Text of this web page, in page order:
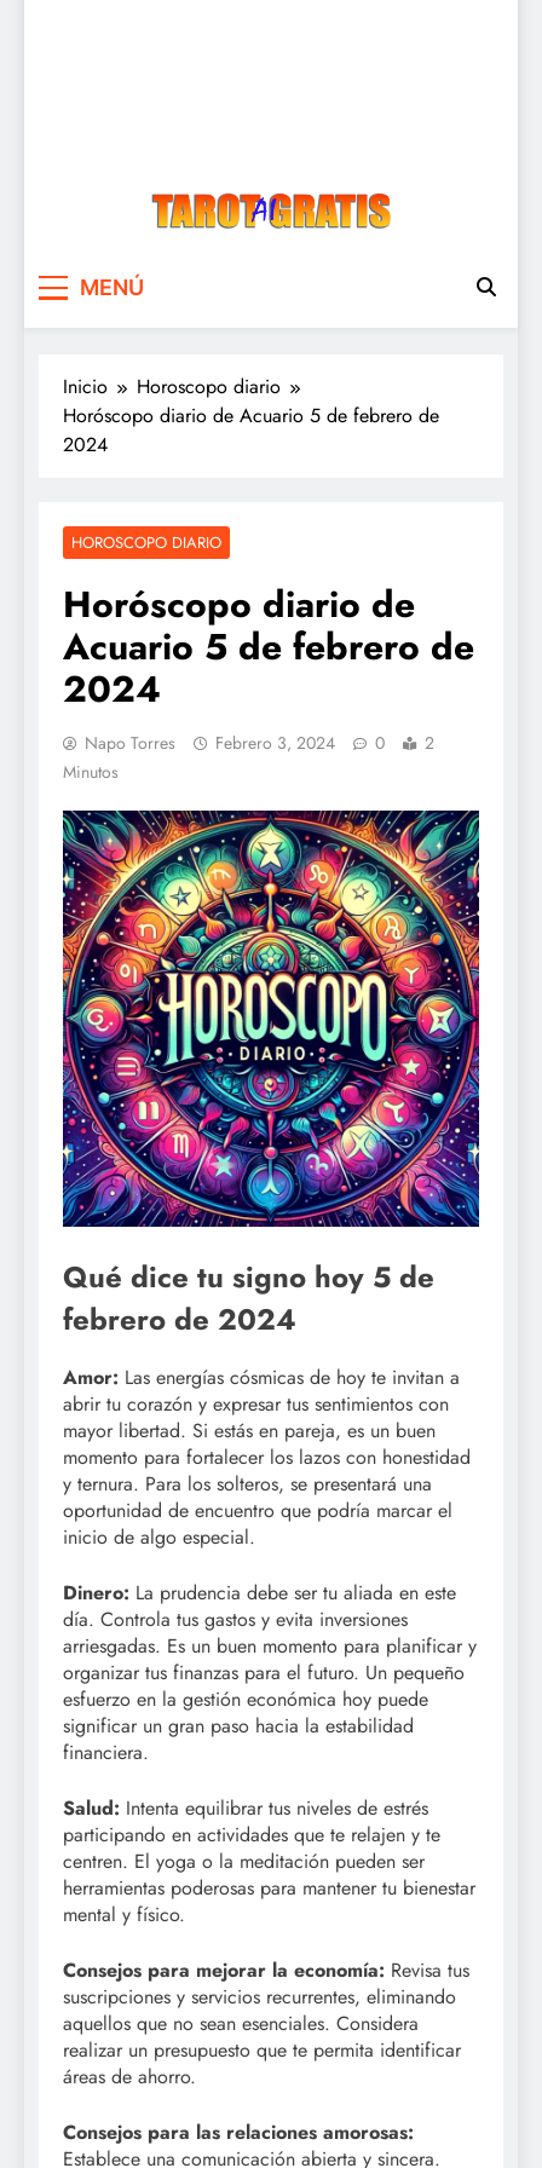
MENÚ
Inicio
Horoscopo diario
Horóscopo diario de Acuario 5 de febrero de
2024
HOROSCOPO DIARIO
Horóscopo diario de
Acuario 5 de febrero de
2024
Napo Torres Febrero 3, 2024 0
2
Minutos
Qué dice tu signo hoy 5 de
febrero de 2024
Amor: Las energías cósmicas de hoy te invitan a
abrir tu corazón y expresar tus sentimientos con
mayor libertad. Si estás en pareja, es un buen
momento para fortalecer los lazos con honestidad
y ternura. Para los solteros, se presentará una
oportunidad de encuentro que podría marcar el
inicio de algo especial.
Dinero: La prudencia debe ser tu aliada en este
día. Controla tus gastos y evita inversiones
arriesgadas. Es un buen momento para planificar y
organizar tus finanzas para el futuro. Un pequeño
esfuerzo en la gestión económica hoy puede
significar un gran paso hacia la estabilidad
financiera.
Salud: Intenta equilibrar tus niveles de estrés
participando en actividades que te relajen y te
centren. El yoga o la meditación pueden ser
herramientas poderosas para mantener tu bienestar
mental y físico.
Consejos para mejorar la economía: Revisa tus
suscripciones y servicios recurrentes, eliminando
aquellos que no sean esenciales. Considera
realizar un presupuesto que te permita identificar
áreas de ahorro.
Consejos para las relaciones amorosas:
Establece una comunicación abierta y sincera.